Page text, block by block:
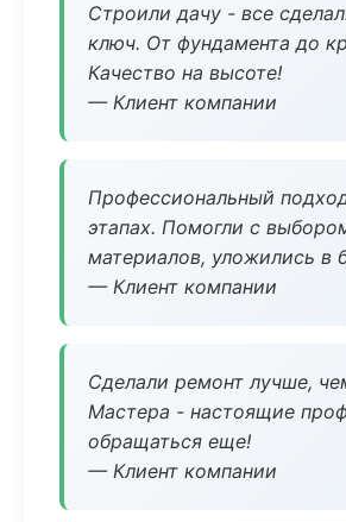
Строили дачу - все
ключ. От фундамента до
Качество на высоте!
— Клиент компании
Профессиональный
этапах. Помогли с
материалов, уложились в
— Клиент компании
Сделали ремонт лучше,
Мастера - настоящие
обращаться еще!
— Клиент компании